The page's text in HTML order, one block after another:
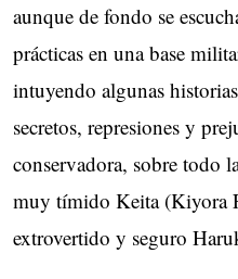
aunque de fondo se
prácticas en una base
intuyendo algunas
secretos, represiones y
conservadora, sobre todo
muy tímido Keita (Kiyora
extrovertido y seguro